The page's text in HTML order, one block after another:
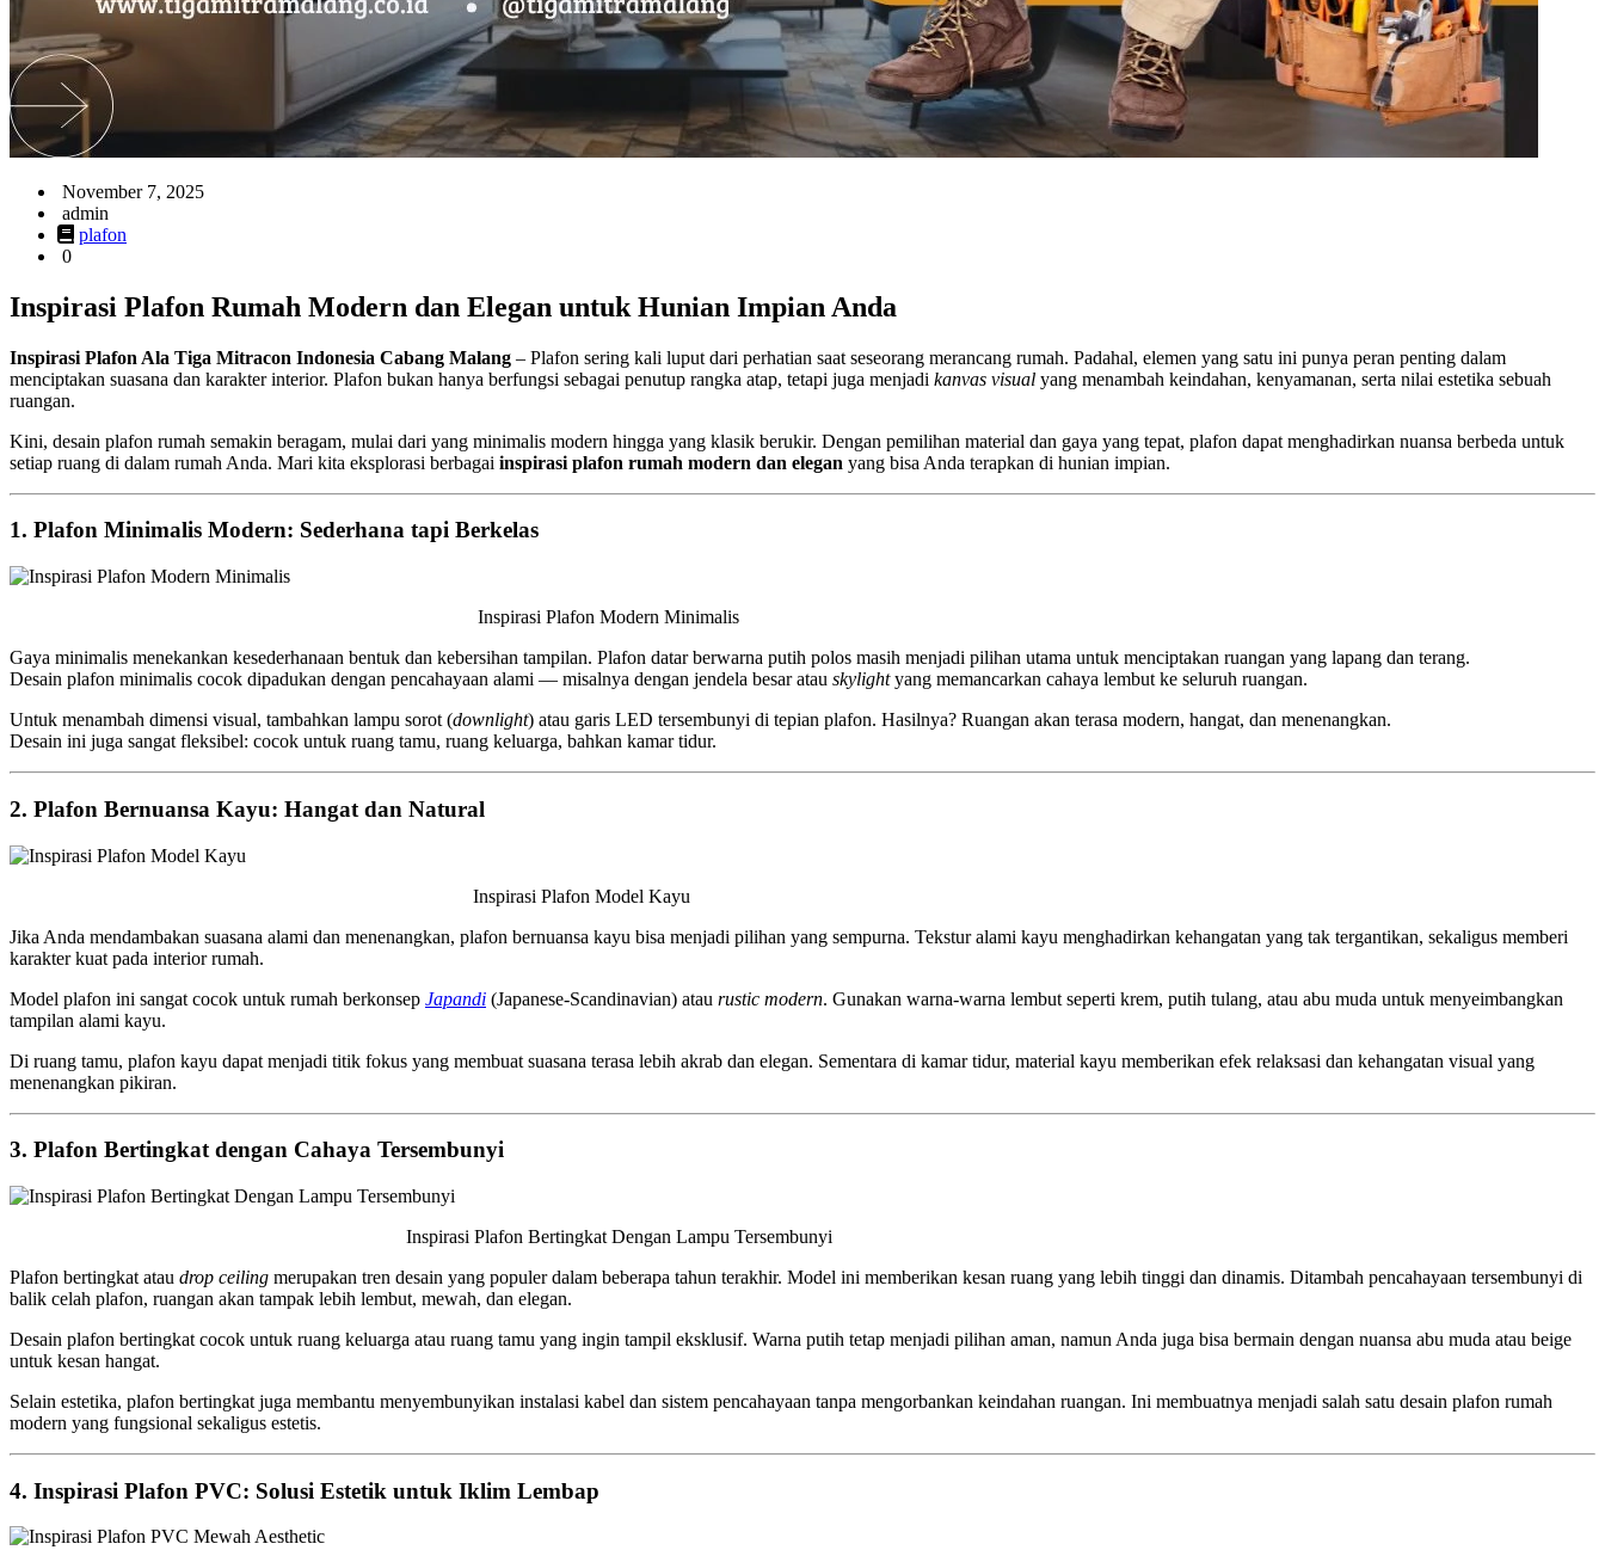
November 7, 2025
admin
plafon
0
Inspirasi Plafon Rumah Modern dan Elegan untuk Hunian Impian Anda
Inspirasi Plafon Ala Tiga Mitracon Indonesia Cabang Malang – Plafon sering kali luput dari perhatian saat seseorang merancang rumah. Padahal, elemen yang satu ini punya peran penting dalam
menciptakan suasana dan karakter interior. Plafon bukan hanya berfungsi sebagai penutup rangka atap, tetapi juga menjadi kanvas visual yang menambah keindahan, kenyamanan, serta nilai estetika sebuah
ruangan.
Kini, desain plafon rumah semakin beragam, mulai dari yang minimalis modern hingga yang klasik berukir. Dengan pemilihan material dan gaya yang tepat, plafon dapat menghadirkan nuansa berbeda untuk
setiap ruang di dalam rumah Anda. Mari kita eksplorasi berbagai inspirasi plafon rumah modern dan elegan yang bisa Anda terapkan di hunian impian.
1. Plafon Minimalis Modern: Sederhana tapi Berkelas
Inspirasi Plafon Modern Minimalis
Gaya minimalis menekankan kesederhanaan bentuk dan kebersihan tampilan. Plafon datar berwarna putih polos masih menjadi pilihan utama untuk menciptakan ruangan yang lapang dan terang.
Desain plafon minimalis cocok dipadukan dengan pencahayaan alami — misalnya dengan jendela besar atau skylightyang memancarkan cahaya lembut ke seluruh ruangan.
Untuk menambah dimensi visual, tambahkan lampu sorot (downlight) atau garis LED tersembunyi di tepian plafon. Hasilnya? Ruangan akan terasa modern, hangat, dan menenangkan.
Desain ini juga sangat fleksibel: cocok untuk ruang tamu, ruang keluarga, bahkan kamar tidur.
2. Plafon Bernuansa Kayu: Hangat dan Natural
Inspirasi Plafon Model Kayu
Jika Anda mendambakan suasana alami dan menenangkan, plafon bernuansa kayu bisa menjadi pilihan yang sempurna. Tekstur alami kayu menghadirkan kehangatan yang tak tergantikan, sekaligus memberi
karakter kuat pada interior rumah.
Model plafon ini sangat cocok untuk rumah berkonsep Japandi (Japanese-Scandinavian) atau rustic modern. Gunakan warna-warna lembut seperti krem, putih tulang, atau abu muda untuk menyeimbangkan
tampilan alami kayu.
Di ruang tamu, plafon kayu dapat menjadi titik fokus yang membuat suasana terasa lebih akrab dan elegan. Sementara di kamar tidur, material kayu memberikan efek relaksasi dan kehangatan visual yang
menenangkan pikiran.
3. Plafon Bertingkat dengan Cahaya Tersembunyi
Inspirasi Plafon Bertingkat Dengan Lampu Tersembunyi
Plafon bertingkat atau drop ceiling merupakan tren desain yang populer dalam beberapa tahun terakhir. Model ini memberikan kesan ruang yang lebih tinggi dan dinamis. Ditambah pencahayaan tersembunyi di
balik celah plafon, ruangan akan tampak lebih lembut, mewah, dan elegan.
Desain plafon bertingkat cocok untuk ruang keluarga atau ruang tamu yang ingin tampil eksklusif. Warna putih tetap menjadi pilihan aman, namun Anda juga bisa bermain dengan nuansa abu muda atau beige
untuk kesan hangat.
Selain estetika, plafon bertingkat juga membantu menyembunyikan instalasi kabel dan sistem pencahayaan tanpa mengorbankan keindahan ruangan. Ini membuatnya menjadi salah satu desain plafon rumah
modern yang fungsional sekaligus estetis.
4. Inspirasi Plafon PVC: Solusi Estetik untuk Iklim Lembap